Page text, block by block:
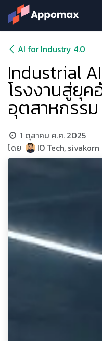
Skip to Content
AI for Industry 4.0
Industrial
โรงงานสู่ยุค
อุตสาหกรรม
1 ตุลาคม ค.ศ. 2025
โดย
IO Tech,